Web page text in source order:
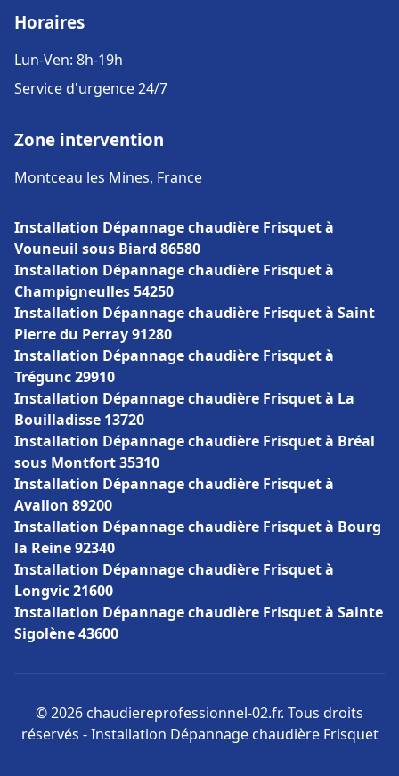
Horaires
Lun-Ven: 8h-19h
Service d'urgence 24/7
Zone intervention
Montceau les Mines, France
Installation Dépannage chaudière Frisquet à
Vouneuil sous Biard 86580
Installation Dépannage chaudière Frisquet à
Champigneulles 54250
Installation Dépannage chaudière Frisquet à Saint
Pierre du Perray 91280
Installation Dépannage chaudière Frisquet à
Trégunc 29910
Installation Dépannage chaudière Frisquet à La
Bouilladisse 13720
Installation Dépannage chaudière Frisquet à Bréal
sous Montfort 35310
Installation Dépannage chaudière Frisquet à
Avallon 89200
Installation Dépannage chaudière Frisquet à Bourg
la Reine 92340
Installation Dépannage chaudière Frisquet à
Longvic 21600
Installation Dépannage chaudière Frisquet à Sainte
Sigolène 43600
© 2026 chaudiereprofessionnel-02.fr. Tous droits
réservés - Installation Dépannage chaudière Frisquet